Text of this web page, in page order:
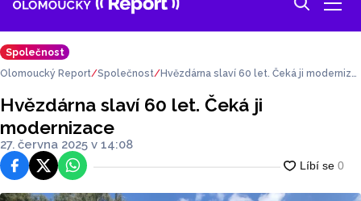
Společnost
Olomoucký Report Společnost
Hvězdárna slaví 60 let. Čeká ji moderniza
Hvězdárna slaví 60 let. Čeká ji
modernizace
27. června 2025 v 14:08
FacebookPlatforma X
WhatsApp